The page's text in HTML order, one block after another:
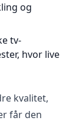
og
tv-
hvor live
kvalitet,
får den